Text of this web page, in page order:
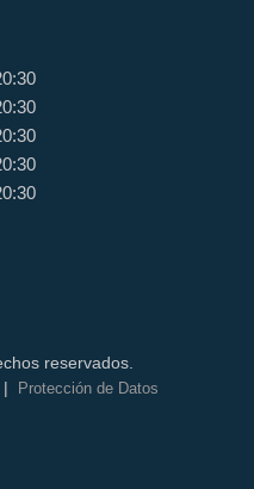
reservados.
| Protección de Datos